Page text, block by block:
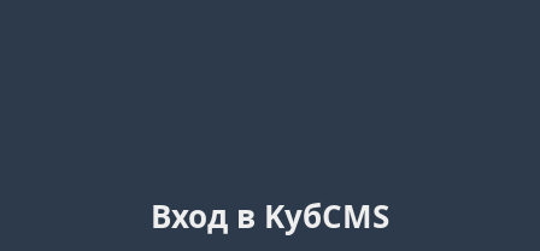
Вход в KубCMS